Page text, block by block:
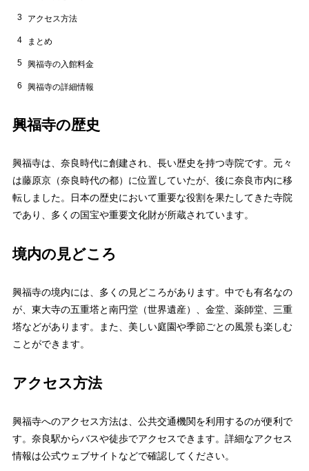
3 アクセス方法
4 まとめ
5 興福寺の入館料金
6 興福寺の詳細情報
興福寺の歴史
興福寺は、奈良時代に創建され、長い歴史を持つ寺院です。元々
は藤原京（奈良時代の都）に位置していたが、後に奈良市内に移
転しました。日本の歴史において重要な役割を果たしてきた寺院
であり、多くの国宝や重要文化財が所蔵されています。
境内の見どころ
興福寺の境内には、多くの見どころがあります。中でも有名なの
が、東大寺の五重塔と南円堂（世界遺産）、金堂、薬師堂、三重
塔などがあります。また、美しい庭園や季節ごとの風景も楽しむ
ことができます。
アクセス方法
興福寺へのアクセス方法は、公共交通機関を利用するのが便利で
す。奈良駅からバスや徒歩でアクセスできます。詳細なアクセス
情報は公式ウェブサイトなどで確認してください。